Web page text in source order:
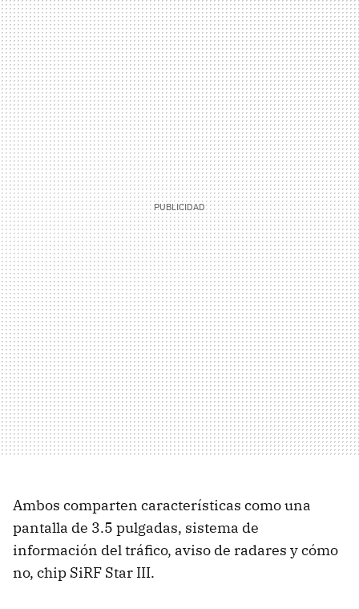
Ambos comparten características como una
pantalla de 3.5 pulgadas, sistema de
información del tráfico, aviso de radares y cómo
no, chip SiRF Star III.